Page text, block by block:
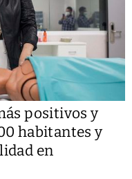
positivos y
habitantes y
en